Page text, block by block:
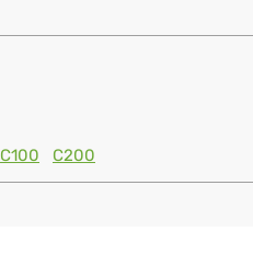
C100 C200